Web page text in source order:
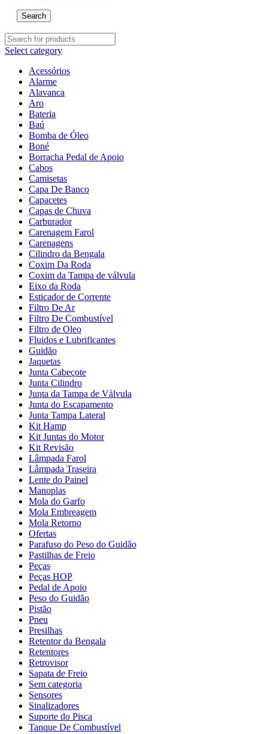
Search
Select category
Acessórios
Alarme
Alavanca
Aro
Bateria
Baú
Bomba de Óleo
Boné
Borracha Pedal de Apoio
Cabos
Camisetas
Capa De Banco
Capacetes
Capas de Chuva
Carburador
Carenagem Farol
Carenagens
Cilindro da Bengala
Coxim Da Roda
Coxim da Tampa de válvula
Eixo da Roda
Esticador de Corrente
Filtro De Ar
Filtro De Combustível
Filtro de Oleo
Fluidos e Lubrificantes
Guidão
Jaquetas
Junta Cabeçote
Junta Cilindro
Junta da Tampa de Válvula
Junta do Escapamento
Junta Tampa Lateral
Kit Hamp
Kit Juntas do Motor
Kit Revisão
Lâmpada Farol
Lâmpada Traseira
Lente do Painel
Manoplas
Mola do Garfo
Mola Embreagem
Mola Retorno
Ofertas
Parafuso do Peso do Guidão
Pastilhas de Freio
Peças
Peças HOP
Pedal de Apoio
Peso do Guidão
Pistão
Pneu
Presilhas
Retentor da Bengala
Retentores
Retrovisor
Sapata de Freio
Sem categoria
Sensores
Sinalizadores
Suporte do Pisca
Tanque De Combustível